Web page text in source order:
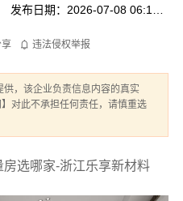
违法侵权举报
，该企业负责信息内容的真实
对此不承担任何责任，请慎重选
选哪家-浙江乐享新材料